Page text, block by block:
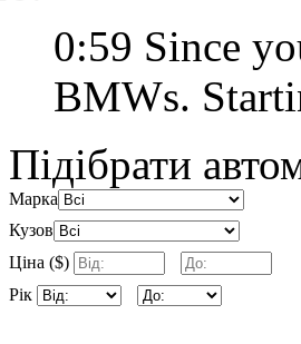
0:59 Since
BMWs.
Підібрати
Марка
Кузов
Ціна ($)
Рік